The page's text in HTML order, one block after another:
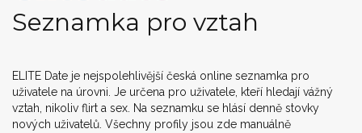
Seznamka pro vztah
ELITE Date je nejspolehlivější česká online seznamka pro
uživatele na úrovni. Je určena pro uživatele, kteří hledají vážný
vztah, nikoliv flirt a sex. Na seznamku se hlásí denně stovky
nových uživatelů. Všechny profily jsou zde manuálně